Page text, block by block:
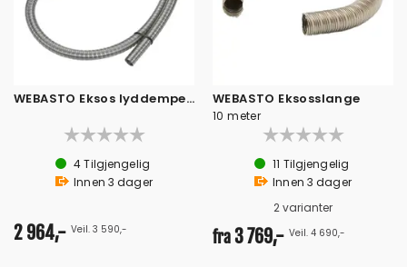
WEBASTO Eksos lyddemper Ø24 mm, 1800 mm
4Tilgjengelig
Innen 3 dager
2 964,- Veil. 3 590,-
WEBASTO Eksosslange
10 meter
11 Tilgjengelig
Innen 3 dager
2 varianter
fra3 769,- Veil. 4 690,-